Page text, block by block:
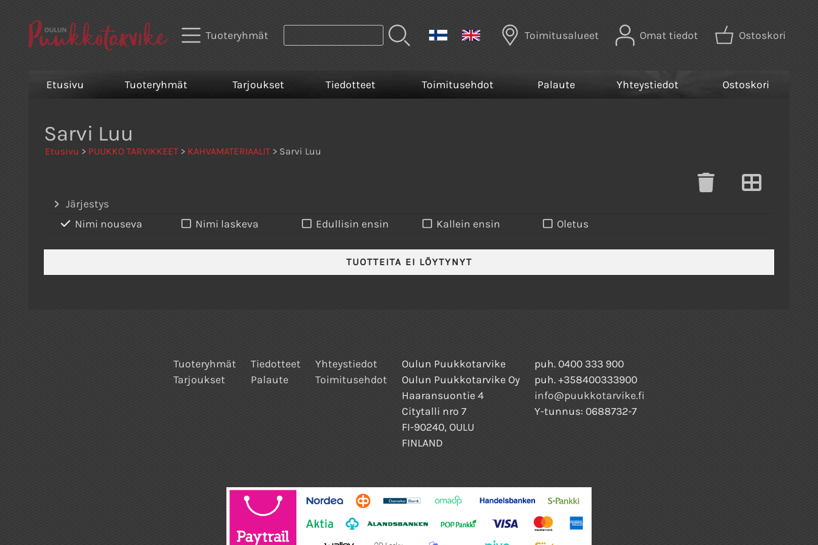
Tuoteryhmät Toimitusalueet Omat tiedot Ostoskori
Etusivu Tuoteryhmät Tarjoukset Tiedotteet Toimitusehdot Palaute Yhteystiedot Ostoskori
Sarvi Luu
Etusivu > PUUKKO TARVIKKEET > KAHVAMATERIAALIT > Sarvi Luu
Järjestys
Nimi nouseva
Nimi laskeva Edullisin ensin Kallein ensin Oletus
TUOTTEITA EI LÖYTYNYT
Tuoteryhmät
Tarjoukset
Tiedotteet
Palaute
Yhteystiedot
Toimitusehdot
Oulun Puukkotarvike
Oulun Puukkotarvike Oy
Haaransuontie 4
Citytalli nro 7
FI-90240, OULU
FINLAND
puh. 0400 333 900
puh. +358400333900
info@puukkotarvike.fi
Y-tunnus: 0688732-7